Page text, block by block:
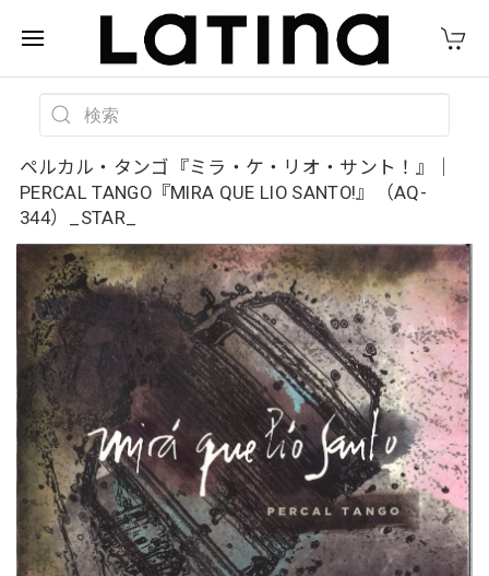
ペルカル・タンゴ『ミラ・ケ・リオ・サント！』｜
PERCAL TANGO『MIRA QUE LIO SANTO!』（AQ-
344）_STAR_